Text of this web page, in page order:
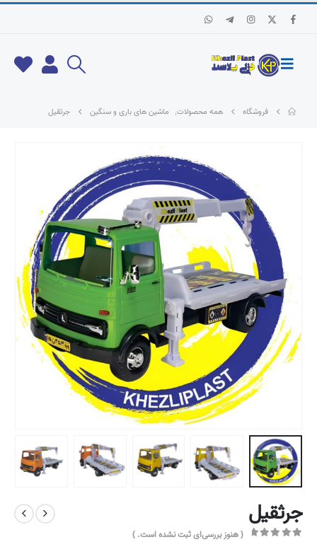
فروشگاه همه محصولات, ماشین های باری و سنگین جرثقیل
جرثقیل
( هنوز بررسی‌ای ثبت نشده است. )